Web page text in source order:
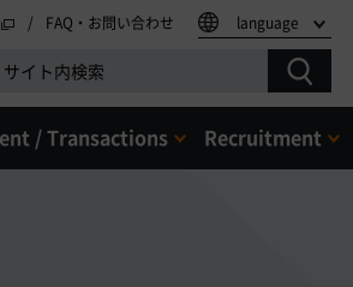
FAQ・お問い合わせ language
/ Transactions Recruitment